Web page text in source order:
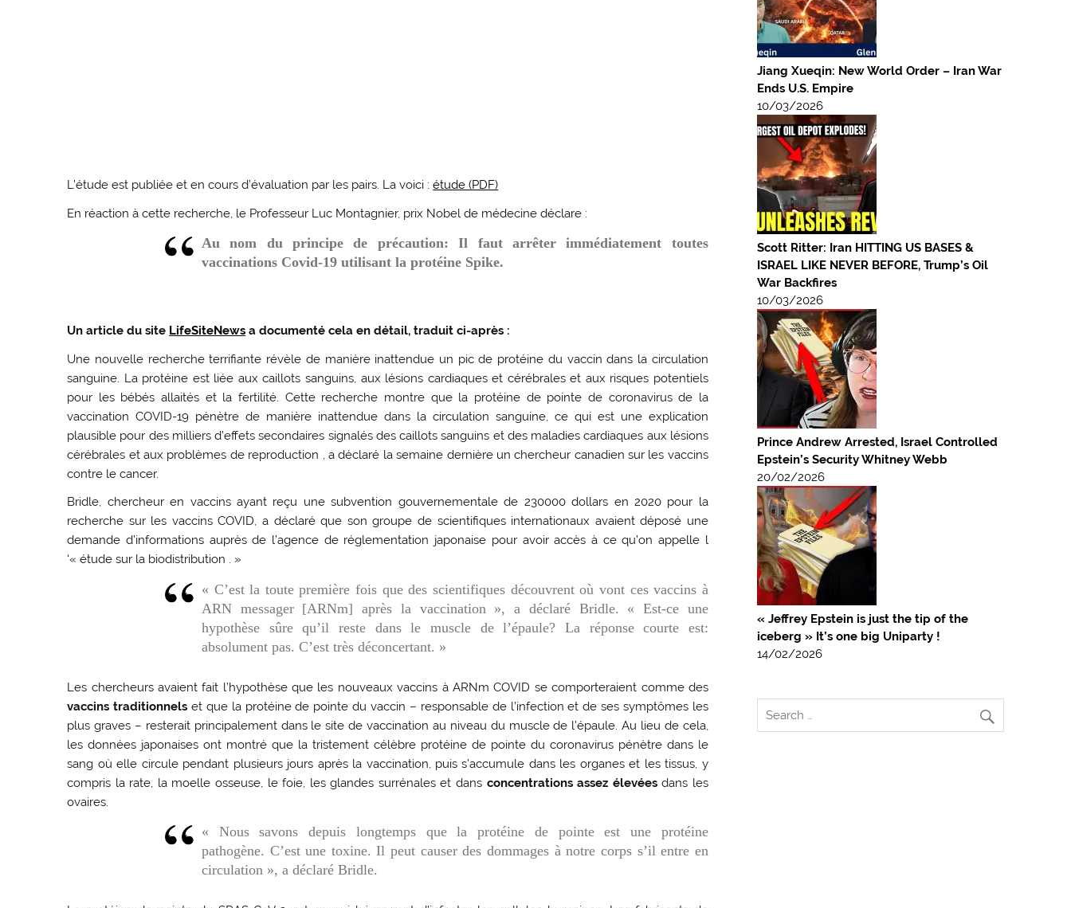
L’étude est publiée et en cours d’évaluation par les pairs. La voici :étude (PDF)
En réaction à cette recherche, le Professeur Luc Montagnier, prix Nobel de médecine déclare :
Au nom du principe de précaution: Il faut arrêter immédiatement toutes
vaccinations Covid-19 utilisant la protéine Spike.
Un article du site LifeSiteNews a documenté cela en détail, traduit ci-après :
Une nouvelle recherche terrifiante révèle de manière inattendue un pic de protéine du vaccin dans la circulation
sanguine. La protéine est liée aux caillots sanguins, aux lésions cardiaques et cérébrales et aux risques potentiels
pour les bébés allaités et la fertilité. Cette recherche montre que la protéine de pointe de coronavirus de la
vaccination COVID-19 pénètre de manière inattendue dans la circulation sanguine, ce qui est une explication
plausible pour des milliers d’effets secondaires signalés des caillots sanguins et des maladies cardiaques aux lésions
cérébrales et aux problèmes de reproduction , a déclaré la semaine dernière un chercheur canadien sur les vaccins
contre le cancer.
Bridle, chercheur en vaccins ayant reçu une subvention gouvernementale de 230000 dollars en 2020 pour la
recherche sur les vaccins COVID, a déclaré que son groupe de scientifiques internationaux avaient déposé une
demande d’informations auprès de l’agence de réglementation japonaise pour avoir accès à ce qu’on appelle l
‘« étude sur la biodistribution . »
« C’est la toute première fois que des scientifiques découvrent où vont ces vaccins à
ARN messager [ARNm] après la vaccination », a déclaré Bridle. « Est-ce une
hypothèse sûre qu’il reste dans le muscle de l’épaule? La réponse courte est:
absolument pas. C’est très déconcertant. »
Les chercheurs avaient fait l’hypothèse que les nouveaux vaccins à ARNm COVID se comporteraient comme des
vaccins traditionnels et que la protéine de pointe du vaccin – responsable de l’infection et de ses symptômes les
plus graves – resterait principalement dans le site de vaccination au niveau du muscle de l’épaule. Au lieu de cela,
les données japonaises ont montré que la tristement célèbre protéine de pointe du coronavirus pénètre dans le
sang où elle circule pendant plusieurs jours après la vaccination, puis s’accumule dans les organes et les tissus, y
compris la rate, la moelle osseuse, le foie, les glandes surrénales et dans concentrations assez élevéesdans les
ovaires.
« Nous savons depuis longtemps que la protéine de pointe est une protéine
pathogène. C’est une toxine. Il peut causer des dommages à notre corps s’il entre en
circulation », a déclaré Bridle.
Jiang Xueqin: New World Order – Iran War
Ends U.S. Empire
10/03/2026
Scott Ritter: Iran HITTING US BASES &
ISRAEL LIKE NEVER BEFORE, Trump’s Oil
War Backfires
10/03/2026
Prince Andrew Arrested, Israel Controlled
Epstein’s Security Whitney Webb
20/02/2026
« Jeffrey Epstein is just the tip of the
iceberg » It’s one big Uniparty !
14/02/2026